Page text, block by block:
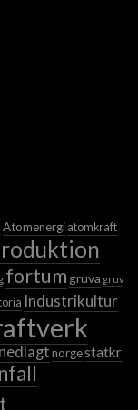
Atomenergi atomkraft
fortum gruva gruvor
Industrikultur
nedlagt norge